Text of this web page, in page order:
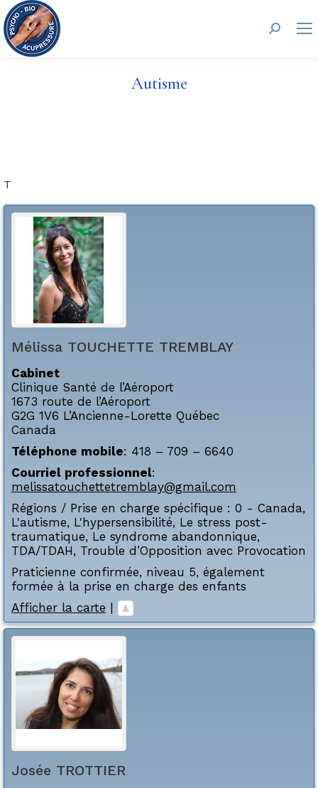
Autisme
T
Mélissa TOUCHETTE TREMBLAY
Cabinet
Clinique Santé de l’Aéroport
1673 route de l’Aéroport
G2G 1V6 L’Ancienne-Lorette Québec
Canada
Téléphone mobile: 418 – 709 – 6640
Courriel professionnel:
melissatouchettetremblay@gmail.com
Régions / Prise en charge spécifique : 0 - Canada,
L'autisme, L'hypersensibilité, Le stress post-
traumatique, Le syndrome abandonnique,
TDA/TDAH, Trouble d’Opposition avec Provocation
Praticienne confirmée, niveau 5, également
formée à la prise en charge des enfants
Afficher la carte |
Josée TROTTIER